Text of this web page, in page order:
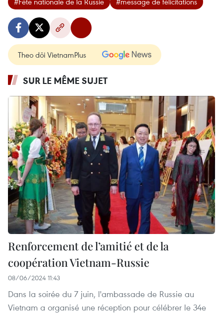
Theo dõi VietnamPlus
SUR LE MÊME SUJET
Renforcement de l’amitié et de la
coopération Vietnam-Russie
08/06/2024 11:43
Dans la soirée du 7 juin, l'ambassade de Russie au
Vietnam a organisé une réception pour célébrer le 34e